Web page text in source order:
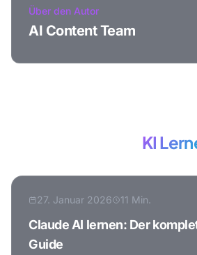
Über den Autor
AI Content Team
KI
27. Januar 2026 11 Min.
Claude AI lernen: Der
Guide